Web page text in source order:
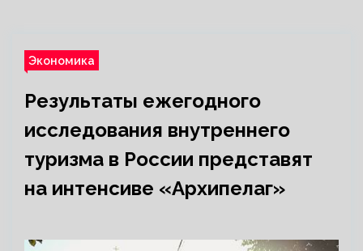
Экономика
Результаты ежегодного
исследования внутреннего
туризма в России представят
на интенсиве «Архипелаг»